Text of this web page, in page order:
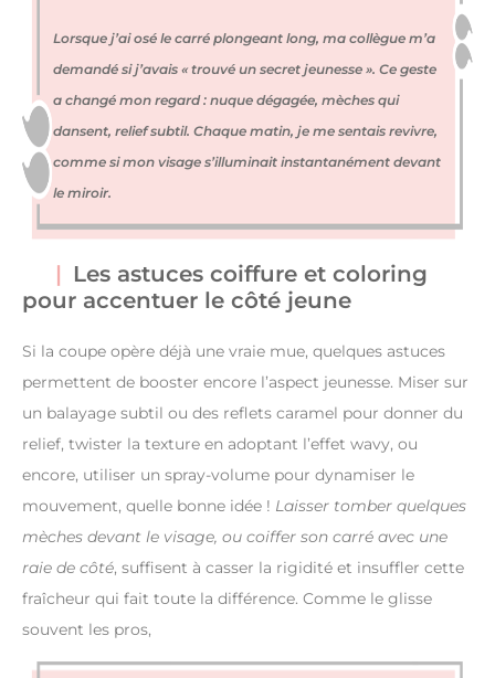
Lorsque j’ai osé le carré plongeant long, ma collègue m’a
demandé si j’avais « trouvé un secret jeunesse ». Ce geste
a changé mon regard : nuque dégagée, mèches qui
dansent, relief subtil. Chaque matin, je me sentais revivre,
comme si mon visage s’illuminait instantanément devant
le miroir.
Les astuces coiffure et coloring
pour accentuer le côté jeune
Si la coupe opère déjà une vraie mue, quelques astuces
permettent de booster encore l’aspect jeunesse. Miser sur
un balayage subtil ou des reflets caramel pour donner du
relief, twister la texture en adoptant l’effet wavy, ou
encore, utiliser un spray-volume pour dynamiser le
mouvement, quelle bonne idée ! Laisser tomber quelques
mèches devant le visage, ou coiffer son carré avec une
raie de côté, suffisent à casser la rigidité et insuffler cette
fraîcheur qui fait toute la différence. Comme le glisse
souvent les pros,